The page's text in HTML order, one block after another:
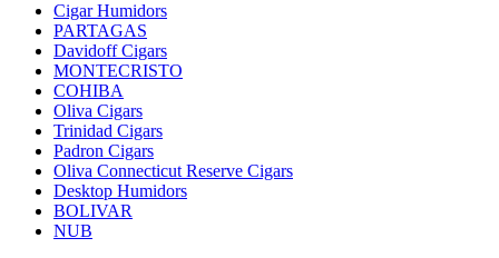
Cigar Humidors
PARTAGAS
Davidoff Cigars
MONTECRISTO
COHIBA
Oliva Cigars
Trinidad Cigars
Padron Cigars
Oliva Connecticut Reserve Cigars
Desktop Humidors
BOLIVAR
NUB